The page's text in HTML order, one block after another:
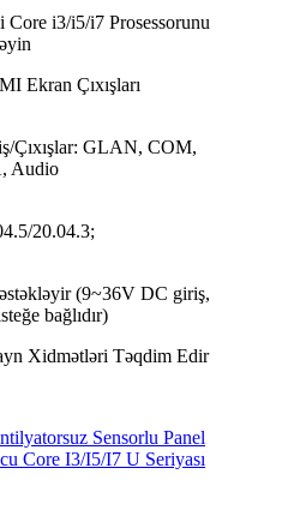
Core i3/i5/i7 Prosessorunu
Ekran Çıxışları
Çıxışlar: GLAN, COM,
Audio
20.04.3;
(9~36V DC giriş,
bağlıdır)
Xidmətləri Təqdim Edir